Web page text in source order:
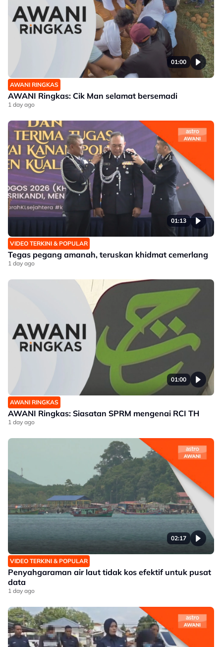
01:00
AWANI RINGKAS
AWANI Ringkas: Cik Man selamat bersemadi
1 day ago
01:13
VIDEO TERKINI & POPULAR
Tegas pegang amanah, teruskan khidmat cemerlang
1 day ago
01:00
AWANI RINGKAS
AWANI Ringkas: Siasatan SPRM mengenai RCI TH
1 day ago
02:17
VIDEO TERKINI & POPULAR
Penyahgaraman air laut tidak kos efektif untuk pusat
data
1 day ago